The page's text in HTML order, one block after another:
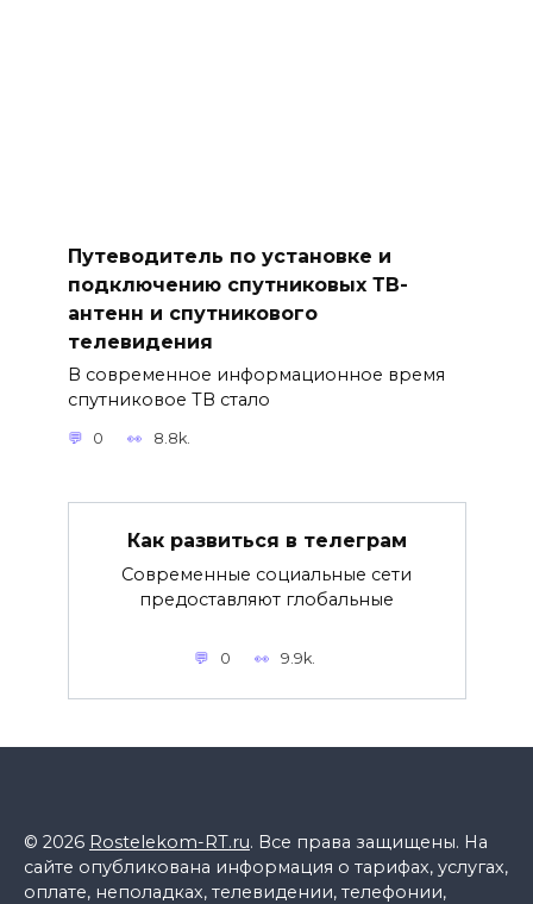
Путеводитель по установке и
подключению спутниковых ТВ-
антенн и спутникового
телевидения
В современное информационное время
спутниковое ТВ стало
0 8.8k.
Как развиться в телеграм
Современные социальные сети
предоставляют глобальные
0 9.9k.
© 2026 Rostelekom-RT.ru. Все права защищены. На
сайте опубликована информация о тарифах, услугах,
оплате, неполадках, телевидении, телефонии,